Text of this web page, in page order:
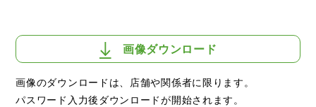
画像ダウンロード
画像のダウンロードは、店舗や関係者に限ります。
パスワード入力後ダウンロードが開始されます。